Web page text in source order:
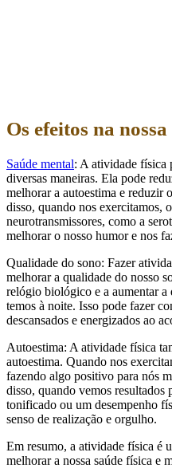
Os efeitos na
Saúde mental: A atividade física
diversas maneiras. Ela pode
melhorar a autoestima e reduzir
disso, quando nos exercitamos,
neurotransmissores, como a
melhorar o nosso humor e nos
Qualidade do sono: Fazer
melhorar a qualidade do nosso
relógio biológico e a aumentar
temos à noite. Isso pode fazer
descansados e energizados ao
Autoestima: A atividade física
autoestima. Quando nos
fazendo algo positivo para nós
disso, quando vemos
tonificado ou um desempenho
senso de realização e orgulho.
Em resumo, a atividade física é
melhorar a nossa saúde física e